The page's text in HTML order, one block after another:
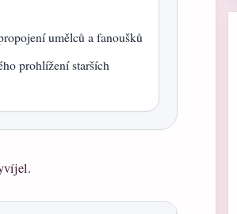
umělců a fanoušků
prohlížení starších